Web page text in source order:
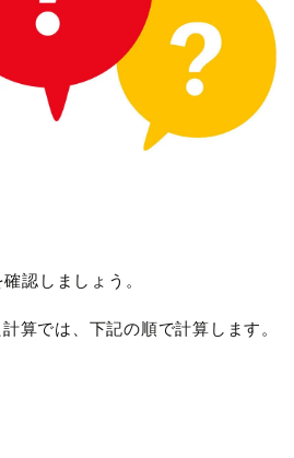
認しましょう。
算では、下記の順で計算します。